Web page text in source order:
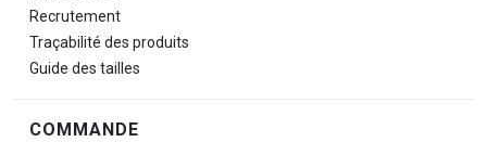
Recrutement
Traçabilité des produits
Guide des tailles
COMMANDE